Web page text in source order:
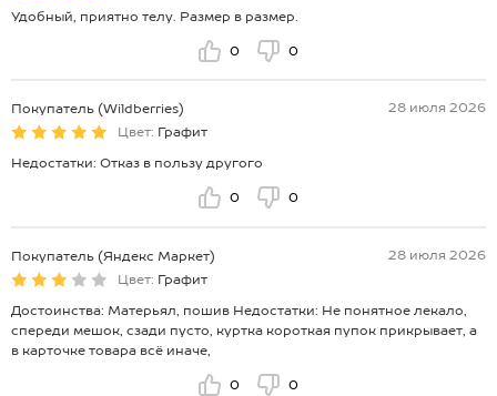
Удобный, приятно телу. Размер в размер.
0 0
Покупатель (Wildberries)
28 июля 2026
Цвет: Графит
Недостатки: Отказ в пользу другого
0 0
Покупатель (Яндекс Маркет)
28 июля 2026
Цвет: Графит
Достоинства: Матерьял, пошив Недостатки: Не понятное лекало,
спереди мешок, сзади пусто, куртка короткая пупок прикрывает, а
в карточке товара всё иначе,
0 0